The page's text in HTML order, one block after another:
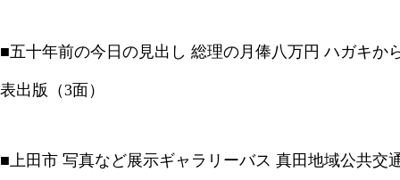
■五十年前の今日の見出し 総理の月俸八万円 ハガキか
表出版（3面）
■上田市 写真など展示ギャラリーバス 真田地域公共交